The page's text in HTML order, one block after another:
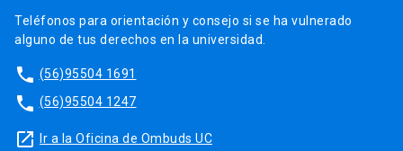
Teléfonos para orientación y consejo si se ha vulnerado
alguno de tus derechos en la universidad.
phone (56)95504 1691
phone (56)95504 1247
launch Ir a la Oficina de Ombuds UC